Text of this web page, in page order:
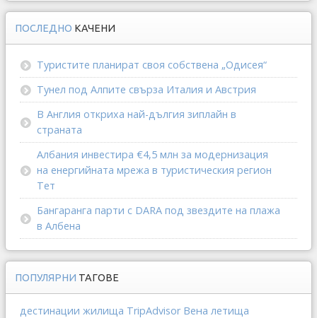
ПОСЛЕДНО КАЧЕНИ
Туристите планират своя собствена „Одисея“
Тунел под Алпите свърза Италия и Австрия
В Англия откриха най-дългия зиплайн в
страната
Албания инвестира €4,5 млн за модернизация
на енергийната мрежа в туристическия регион
Тет
Бангаранга парти с DARA под звездите на плажа
в Албена
ПОПУЛЯРНИ ТАГОВЕ
дестинации жилища TripAdvisor Вена летища